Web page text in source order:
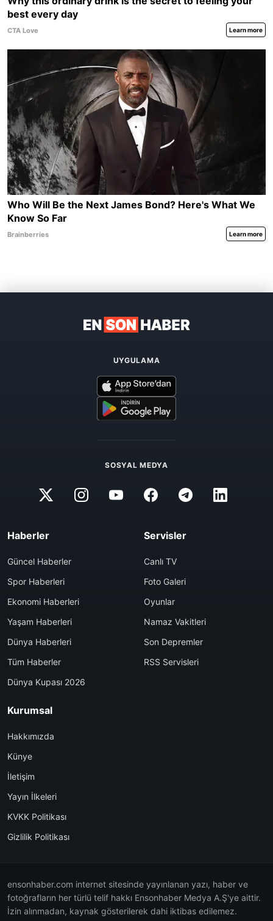
UYGULAMA
SOSYAL MEDYA
Haberler
Güncel Haberler
Spor Haberleri
Ekonomi Haberleri
Yaşam Haberleri
Dünya Haberleri
Tüm Haberler
Dünya Kupası 2026
Servisler
Canlı TV
Foto Galeri
Oyunlar
Namaz Vakitleri
Son Depremler
RSS Servisleri
Kurumsal
Hakkımızda
Künye
İletişim
Yayın İlkeleri
KVKK Politikası
Gizlilik Politikası
ensonhaber.com internet sitesinde yayınlanan yazı, haber ve
fotoğrafların her türlü telif hakkı Ensonhaber Medya A.Ş'ye aittir.
İzin alınmadan, kaynak gösterilerek dahi iktibas edilemez.